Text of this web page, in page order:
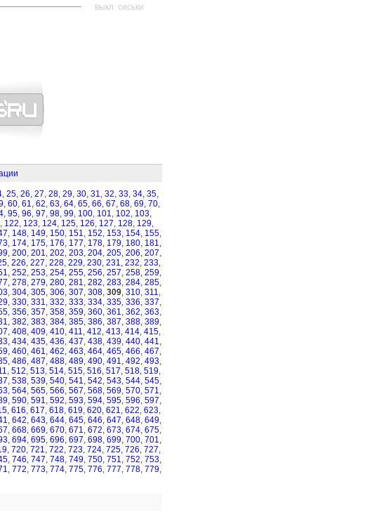
——————— выкл. сиськи
, 25, 26, 27, 28, 29, 30, 31, 32, 33, 34, 35,
, 60, 61, 62, 63, 64, 65, 66, 67, 68, 69, 70,
, 95, 96, 97, 98, 99, 100, 101, 102, 103,
, 122, 123, 124, 125, 126, 127, 128, 129,
, 148, 149, 150, 151, 152, 153, 154, 155,
, 174, 175, 176, 177, 178, 179, 180, 181,
, 200, 201, 202, 203, 204, 205, 206, 207,
, 226, 227, 228, 229, 230, 231, 232, 233,
, 252, 253, 254, 255, 256, 257, 258, 259,
, 278, 279, 280, 281, 282, 283, 284, 285,
, 304, 305, 306, 307, 308, 309, 310, 311,
, 330, 331, 332, 333, 334, 335, 336, 337,
, 356, 357, 358, 359, 360, 361, 362, 363,
, 382, 383, 384, 385, 386, 387, 388, 389,
, 408, 409, 410, 411, 412, 413, 414, 415,
, 434, 435, 436, 437, 438, 439, 440, 441,
, 460, 461, 462, 463, 464, 465, 466, 467,
, 486, 487, 488, 489, 490, 491, 492, 493,
, 512, 513, 514, 515, 516, 517, 518, 519,
, 538, 539, 540, 541, 542, 543, 544, 545,
, 564, 565, 566, 567, 568, 569, 570, 571,
, 590, 591, 592, 593, 594, 595, 596, 597,
, 616, 617, 618, 619, 620, 621, 622, 623,
, 642, 643, 644, 645, 646, 647, 648, 649,
, 668, 669, 670, 671, 672, 673, 674, 675,
, 694, 695, 696, 697, 698, 699, 700, 701,
, 720, 721, 722, 723, 724, 725, 726, 727,
, 746, 747, 748, 749, 750, 751, 752, 753,
, 772, 773, 774, 775, 776, 777, 778, 779,